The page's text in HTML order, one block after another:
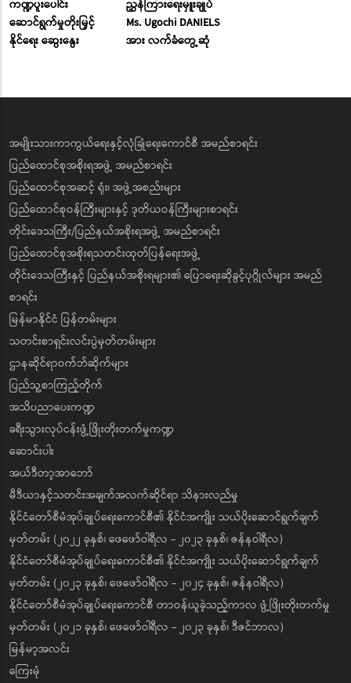
ကဏ္ဍပူးပေါင်း
ဆောင်ရွက်မှုတိုးမြှင့်
နိုင်ရေး ဆွေးနွေး
ညွှန်ကြားရေးမှူးချုပ်
Ms. Ugochi DANIELS
အား လက်ခံတွေ့ဆုံ
အမျိုးသားကာကွယ်ရေးနှင့်လုံခြုံရေးကောင်စီ အမည်စာရင်း
ပြည်ထောင်စုအစိုးရအဖွဲ့ အမည်စာရင်း
ပြည်ထောင်စုအဆင့် ရုံး၊ အဖွဲ့အစည်းများ
ပြည်ထောင်စုဝန်ကြီးများနှင့် ဒုတိယဝန်ကြီးများစာရင်း
တိုင်းဒေသကြီး/ပြည်နယ်အစိုးရအဖွဲ့ အမည်စာရင်း
ပြည်ထောင်စုအစိုးရသတင်းထုတ်ပြန်ရေးအဖွဲ့
တိုင်းဒေသကြီးနှင့် ပြည်နယ်အစိုးရများ၏ ပြောရေးဆိုခွင့်ပုဂ္ဂိုလ်များ အမည်
စာရင်း
မြန်မာနိုင်ငံ ပြန်တမ်းများ
သတင်းစာရှင်းလင်းပွဲမှတ်တမ်းများ
ဌာနဆိုင်ရာဝက်ဘ်ဆိုက်များ
ပြည်သူ့စာကြည့်တိုက်
အသိပညာပေးကဏ္ဍ
ခရီးသွားလုပ်ငန်းဖွံ့ဖြိုးတိုးတက်မှုကဏ္ဍ
ဆောင်းပါး
အယ်ဒီတာ့အာဘော်
မီဒီယာနှင့်သတင်းအချက်အလက်ဆိုင်ရာ သိနားလည်မှု
နိုင်ငံတော်စီမံအုပ်ချုပ်ရေးကောင်စီ၏ နိုင်ငံအကျိုး သယ်ပိုးဆောင်ရွက်ချက်
မှတ်တမ်း (၂၀၂၂ ခုနှစ်၊ ဖေဖော်ဝါရီလ - ၂၀၂၃ ခုနှစ်၊ ဇန်နဝါရီလ)
နိုင်ငံတော်စီမံအုပ်ချုပ်ရေးကောင်စီ၏ နိုင်ငံအကျိုး သယ်ပိုးဆောင်ရွက်ချက်
မှတ်တမ်း (၂၀၂၃ ခုနှစ်၊ ဖေဖော်ဝါရီလ - ၂၀၂၄ ခုနှစ်၊ ဇန်နဝါရီလ)
နိုင်ငံတော်စီမံအုပ်ချုပ်ရေးကောင်စီ တာဝန်ယူခဲ့သည့်ကာလ ဖွံ့ဖြိုးတိုးတက်မှု
မှတ်တမ်း (၂၀၂၁ ခုနှစ်၊ ဖေဖော်ဝါရီလ - ၂၀၂၃ ခုနှစ်၊ ဒီဇင်ဘာလ)
မြန်မာ့အလင်း
ကြေးမုံ